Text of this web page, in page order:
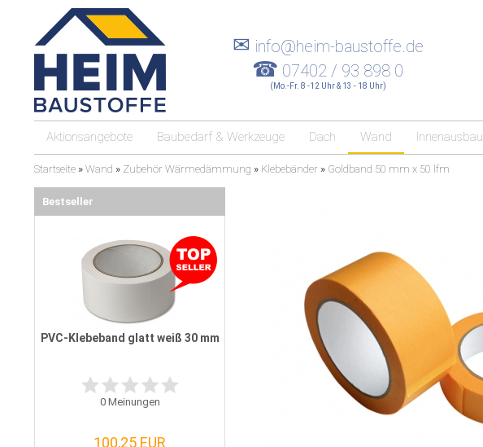
✉ info@heim-baustoffe.de
☎ 07402 / 93 898 0
(Mo.-Fr. 8 -12 Uhr & 13 - 18 Uhr)
Aktionsangebote Baubedarf & Werkzeuge Dach Wand Innenausbau
Startseite » Wand » Zubehör Wärmedämmung » Klebebänder » Goldband 50 mm x 50 lfm
Bestseller
PVC-Klebeband glatt weiß 30 mm
0Meinungen
100,25 EUR